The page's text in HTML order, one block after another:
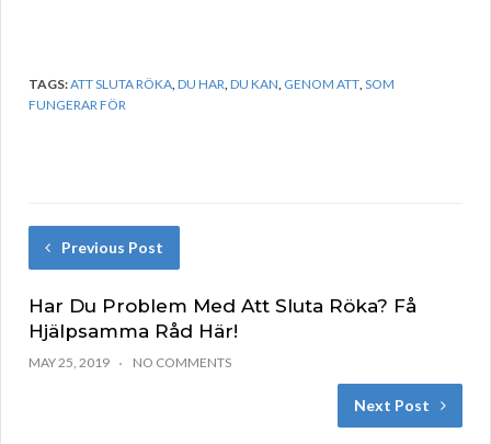
TAGS:ATT SLUTA RÖKA,DU HAR,DU KAN, GENOM ATT,SOM
FUNGERAR FÖR
Previous Post
Har Du Problem Med Att Sluta Röka? Få
Hjälpsamma Råd Här!
MAY 25, 2019 NO COMMENTS
Next Post